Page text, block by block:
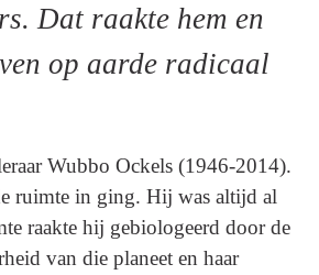
Dat raakte hem en
op aarde radicaal
Wubbo Ockels (1946-2014).
ruimte in ging. Hij was altijd al
raakte hij gebiologeerd door de
van die planeet en haar